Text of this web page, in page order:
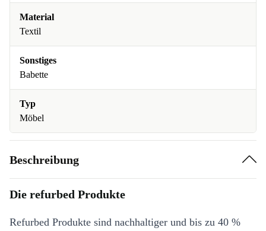
Material
Textil
Sonstiges
Babette
Typ
Möbel
Beschreibung
Die refurbed Produkte
Refurbed Produkte sind nachhaltiger und bis zu 40 %